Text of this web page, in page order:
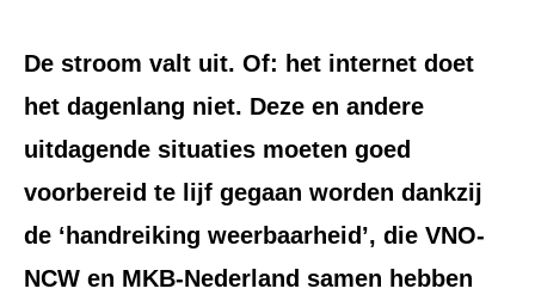
De stroom valt uit. Of: het internet doet
het dagenlang niet. Deze en andere
uitdagende situaties moeten goed
voorbereid te lijf gegaan worden dankzij
de ‘handreiking weerbaarheid’, die VNO-
NCW en MKB-Nederland samen hebben